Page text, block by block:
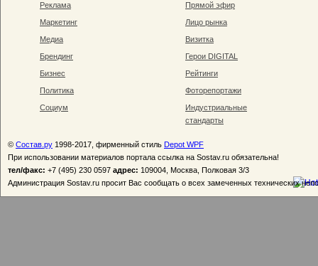
Реклама
Маркетинг
Медиа
Брендинг
Бизнес
Политика
Социум
Прямой эфир
Лицо рынка
Визитка
Герои DIGITAL
Рейтинги
Фоторепортажи
Индустриальные
стандарты
© Состав.ру 1998-2017, фирменный стиль Depot WPF
При использовании материалов портала ссылка на Sostav.ru обязательна!
тел/факс: +7 (495) 230 0597 адрес: 109004, Москва, Полковая 3/3
Администрация Sostav.ru просит Вас сообщать о всех замеченных технических